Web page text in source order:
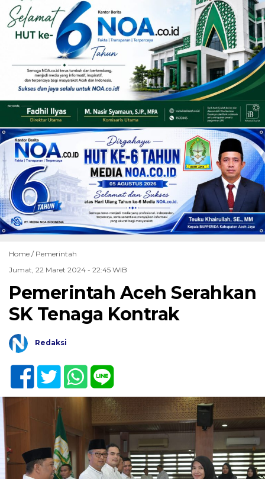
Home / Pemerintah
Jumat, 22 Maret 2024 - 22:45 WIB
Pemerintah Aceh Serahkan
SK Tenaga Kontrak
Redaksi